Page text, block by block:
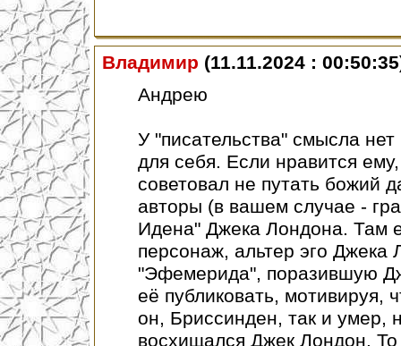
Владимир (11.11.2024 :
Андрею
У "писательства" смысла
для себя. Если нравится
советовал не путать божий
авторы (в вашем случае -
Идена" Джека Лондона. Там
персонаж, альтер эго
"Эфемерида", поразившую
её публиковать, мотивируя,
он, Бриссинден, так и умер,
восхищался Джек Лондон.